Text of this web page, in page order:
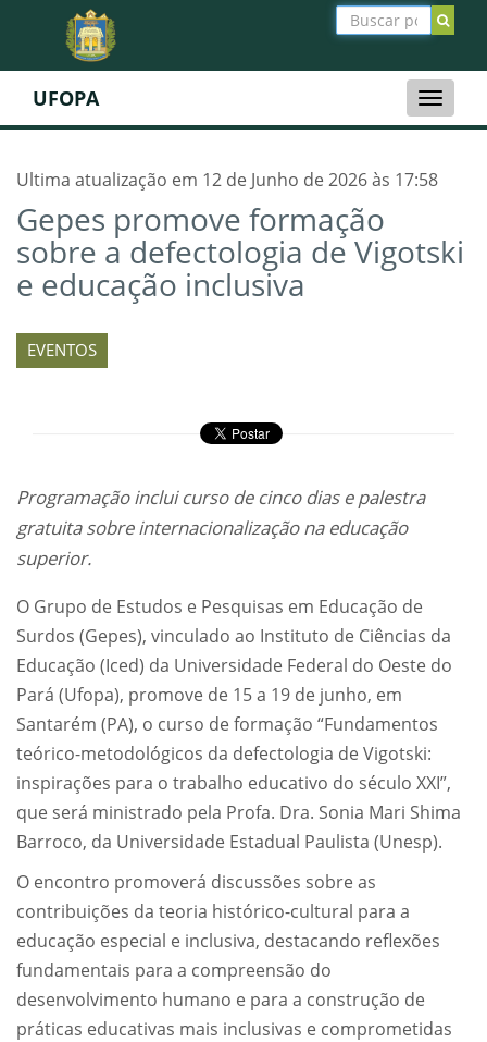
Toggle
UFOPA
Ultima atualização em 12 de Junho de 2026 às 17:58
Gepes promove formação
sobre a defectologia de Vigotski
e educação inclusiva
EVENTOS
Programação inclui curso de cinco dias e palestra
gratuita sobre internacionalização na educação
superior.
O Grupo de Estudos e Pesquisas em Educação de
Surdos (Gepes), vinculado ao Instituto de Ciências da
Educação (Iced) da Universidade Federal do Oeste do
Pará (Ufopa), promove de 15 a 19 de junho, em
Santarém (PA), o curso de formação “Fundamentos
teórico-metodológicos da defectologia de Vigotski:
inspirações para o trabalho educativo do século XXI”,
que será ministrado pela Profa. Dra. Sonia Mari Shima
Barroco, da Universidade Estadual Paulista (Unesp).
O encontro promoverá discussões sobre as
contribuições da teoria histórico-cultural para a
educação especial e inclusiva, destacando reflexões
fundamentais para a compreensão do
desenvolvimento humano e para a construção de
práticas educativas mais inclusivas e comprometidas